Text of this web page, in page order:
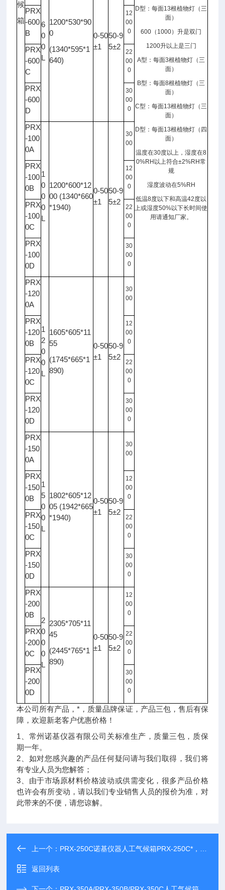
候
箱
D型：每面13根植物灯（三
面）
600 （ 1000）升是双门
1200升以上是三门
A型：每面3根植物灯（三
面）
B型：每面8根植物灯（三
面）
C型：每面13根植物灯（三
面）
D型：每面13根植物灯（四
面）
温度在30度以上，湿度在8
0%RH 以上符合±2%RH常
规
湿度波动在5%RH
低温8度以下和高温42度以
上或湿度50%以下长时间使
用请通知厂家。
6
0
0
L
1200*530*90
0
(1340*595*1
640)
0-50
±1
50-9
5±2
PRX
-600
B
12
00
0
PRX
-600
C
22
00
0
PRX
-600
D
30
00
0
PRX
-100
0A
1
0
0
0
L
1200*600*12
00 (1340*660
*1940)
0-50
±1
50-9
5±2
30
00
PRX
-100
0B
12
00
0
PRX
-100
0C
22
00
0
PRX
-100
0D
30
00
0
PRX
-120
0A
1
2
0
0
L
1605*605*11
55
(1745*665*1
890)
0-50
±1
50-9
5±2
30
00
PRX
-120
0B
12
00
0
PRX
-120
0C
22
00
0
PRX
-120
0D
30
00
0
PRX
-150
0A
1
5
0
0
L
1802*605*12
05 (1942*665
*1940)
0-50
±1
50-9
5±2
30
00
PRX
-150
0B
12
00
0
PRX
-150
0C
22
00
0
PRX
-150
0D
30
00
0
PRX
-200
0B
2
0
0
0
L
2305*705*11
45
(2445*765*1
890)
0-50
±1
50-9
5±2
12
00
0
PRX
-200
0C
22
00
0
PRX
-200
0D
30
00
0
本公司所有产品，*，质量品牌保证，产品三包，售后有保
障，欢迎新老客户优惠价格！
1、常州诺基仪器有限公司关标准生产，质量三包，质保
期一年。
2、如对您感兴趣的产品任何疑问请与我们取得，我们将
有专业人员为您解答；
3、由于市场原材料价格波动或供需变化，很多产品价格
也许会有所变动，请以我们专业销售人员的报价为准，对
此带来的不便，请您谅解。
上一个： PRX-250C诺基仪器人工气候箱PRX-250C*，欢迎采购咨询！
返回列表